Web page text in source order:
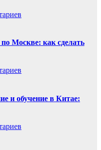
Москве: как сделать
и обучение в Китае: